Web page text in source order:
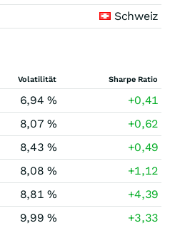
Schweiz
Volatilität Sharpe Ratio
6,94 %
+0,41
8,07 %
+0,62
8,43 %
+0,49
8,08 %
+1,12
8,81 %
+4,39
9,99 % +3,33